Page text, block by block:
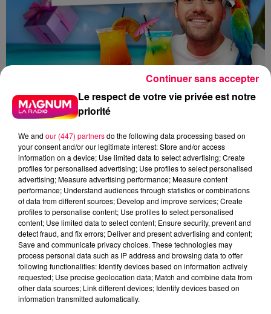
MAGNUM LA RADIO
MAGNUM DRIVE
QUIZZ TONIC
MEURTHE ET MOSELLE
HAMMEVILLE
NATHAN SLAMA
QUIZZ TONIC avec Agnès d'Hammeville (8/06)
Le respect de votre vie privée est notre
priorité
We and our (447) partnersdo the following data processing based on
your consent and/or our legitimate interest: Store and/or access
information on a device; Use limited data to select advertising; Create
profiles for personalised advertising; Use profiles to select personalised
advertising; Measure advertising performance; Measure content
performance; Understand audiences through statistics or combinations
of data from different sources; Develop and improve services; Create
profiles to personalise content; Use profiles to select personalised
content; Use limited data to select content; Ensure security, prevent and
detect fraud, and fix errors; Deliver and present advertising and content;
Save and communicate privacy choices. These technologies may
process personal data such as IP address and browsing data to offer
following functionalities: Identify devices based on information actively
requested; Use precise geolocation data; Match and combine data from
other data sources; Link different devices; Identify devices based on
information transmitted automatically.
Continuer sans accepter